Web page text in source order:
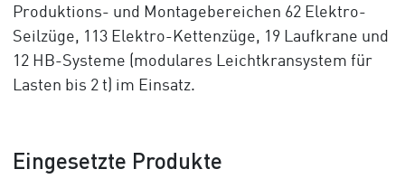
Produktions- und Montagebereichen 62 Elektro-
Seilzüge, 113 Elektro-Kettenzüge, 19 Laufkrane und
12 HB-Systeme (modulares Leichtkransystem für
Lasten bis 2 t) im Einsatz.
Eingesetzte Produkte